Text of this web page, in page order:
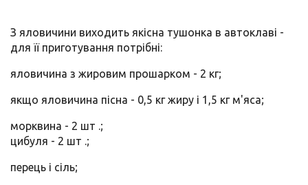
З яловичини виходить якісна тушонка в автоклаві -
для її приготування потрібні:
яловичина з жировим прошарком - 2 кг;
якщо яловичина пісна - 0,5 кг жиру і 1,5 кг м'яса;
морквина - 2 шт .;
цибуля - 2 шт .;
перець і сіль;